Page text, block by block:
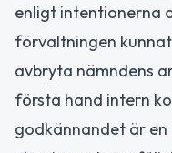
enligt intentionerna
förvaltningen
avbryta nämndens
första hand intern
godkännandet är